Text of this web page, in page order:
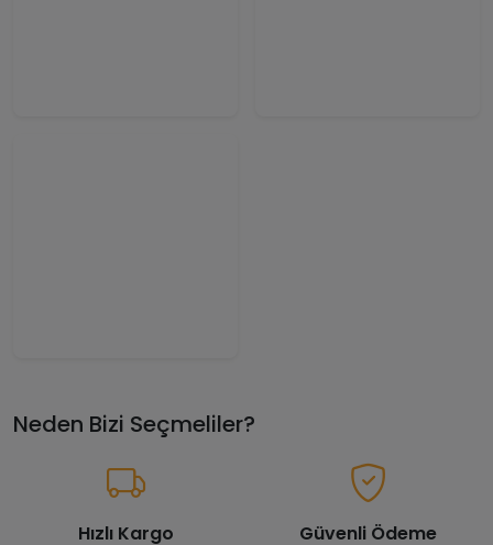
Neden Bizi Seçmeliler?
Hızlı Kargo Güvenli Ödeme